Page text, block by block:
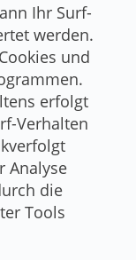
Ihr Surf-
werden.
und
erfolgt
Verhalten
Analyse
die
Tools